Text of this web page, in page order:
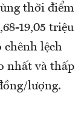
thời điểm
19,05 triệu
chênh lệch
nhất và thấp
lượng.